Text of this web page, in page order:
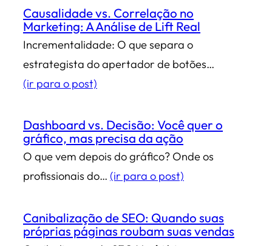
Causalidade vs. Correlação no
Marketing: A Análise de Lift Real
Incrementalidade: O que separa o
estrategista do apertador de botões…
(ir para o post)
Dashboard vs. Decisão: Você quer o
gráfico, mas precisa da ação
O que vem depois do gráfico? Onde os
profissionais do… (ir para o post)
Canibalização de SEO: Quando suas
próprias páginas roubam suas vendas